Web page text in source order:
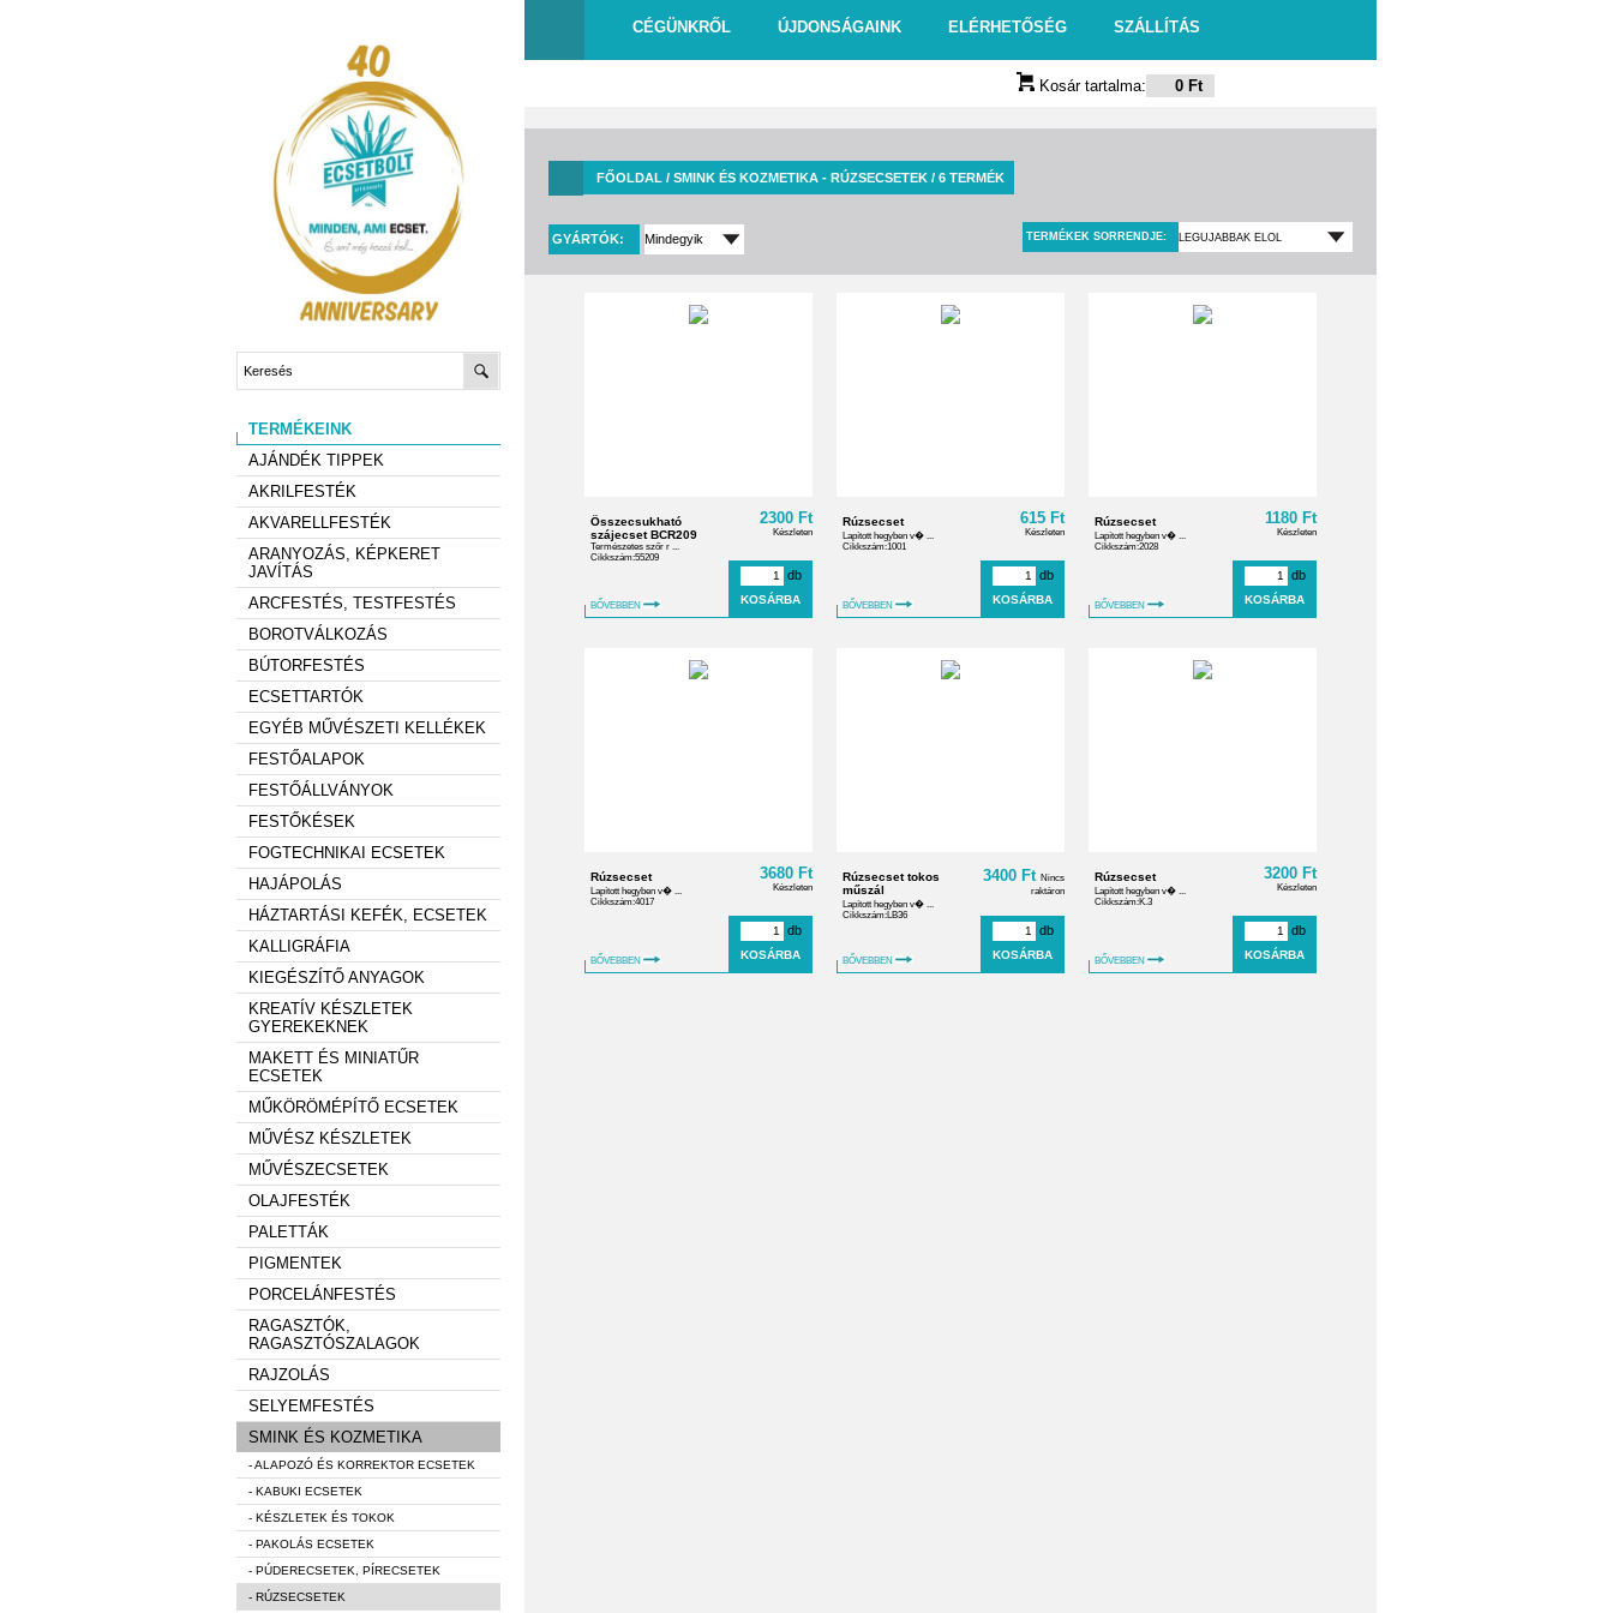
TERMÉKEINK
AJÁNDÉK TIPPEK
AKRILFESTÉK
AKVARELLFESTÉK
ARANYOZÁS, KÉPKERET
JAVÍTÁS
ARCFESTÉS, TESTFESTÉS
BOROTVÁLKOZÁS
BÚTORFESTÉS
ECSETTARTÓK
EGYÉB MŰVÉSZETI KELLÉKEK
FESTŐALAPOK
FESTŐÁLLVÁNYOK
FESTŐKÉSEK
FOGTECHNIKAI ECSETEK
HAJÁPOLÁS
HÁZTARTÁSI KEFÉK, ECSETEK
KALLIGRÁFIA
KIEGÉSZÍTŐ ANYAGOK
KREATÍV KÉSZLETEK
GYEREKEKNEK
MAKETT ÉS MINIATŰR
ECSETEK
MŰKÖRÖMÉPÍTŐ ECSETEK
MŰVÉSZ KÉSZLETEK
MŰVÉSZECSETEK
OLAJFESTÉK
PALETTÁK
PIGMENTEK
PORCELÁNFESTÉS
RAGASZTÓK,
RAGASZTÓSZALAGOK
RAJZOLÁS
SELYEMFESTÉS
SMINK ÉS KOZMETIKA
- ALAPOZÓ ÉS KORREKTOR ECSETEK
- KABUKI ECSETEK
- KÉSZLETEK ÉS TOKOK
- PAKOLÁS ECSETEK
- PÚDERECSETEK, PÍRECSETEK
- RÚZSECSETEK
CÉGÜNKRŐL ÚJDONSÁGAINK ELÉRHETŐSÉG SZÁLLÍTÁS
Kosár tartalma: 0 Ft
FŐOLDAL / SMINK ÉS KOZMETIKA - RÚZSECSETEK / 6 TERMÉK
GYÁRTÓK: TERMÉKEK SORRENDJE:
Összecsukható
szájecset BCR209
Természetes szőr r ...
Cikkszám:55209
BŐVEBBEN
2300 Ft
Készleten
db
Rúzsecset
Lapított hegyben v� ...
Cikkszám:1001
BŐVEBBEN
615 Ft
Készleten
db
Rúzsecset
Lapított hegyben v� ...
Cikkszám:2028
BŐVEBBEN
1180 Ft
Készleten
db
Rúzsecset
Lapított hegyben v� ...
Cikkszám:4017
BŐVEBBEN
3680 Ft
Készleten
db
Rúzsecset tokos
műszál
Lapított hegyben v� ...
Cikkszám:LB36
BŐVEBBEN
3400 Ft Nincs
raktáron
db
Rúzsecset
Lapított hegyben v� ...
Cikkszám:K.3
BŐVEBBEN
3200 Ft
Készleten
db